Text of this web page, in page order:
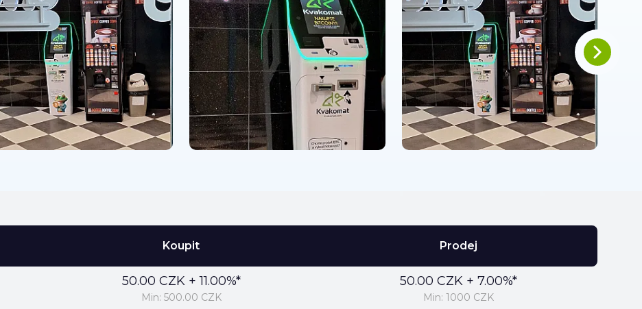
Koupit
50.00 CZK + 11.00%*
Min: 500.00 CZK
Prodej
50.00 CZK + 7.00%*
Min: 1000 CZK